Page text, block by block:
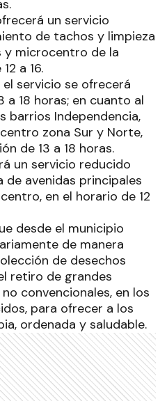
un servicio
de tachos y limpieza
y microcentro de la
a 16.
servicio se ofrecerá
a 18 horas; en cuanto al
barrios Independencia,
zona Sur y Norte,
de 13 a 18 horas.
un servicio reducido
avenidas principales
en el horario de 12
desde el municipio
de manera
de desechos
retiro de grandes
convencionales, en los
para ofrecer a los
ordenada y saludable.